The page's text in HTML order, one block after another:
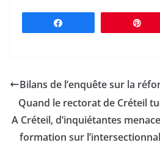
Bilans de l’enquête sur la
Quand le rectorat de Créteil
A Créteil, d’inquiétantes
formation sur